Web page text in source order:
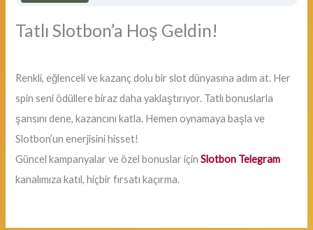
Tatlı Slotbon’a Hoş Geldin!
Renkli, eğlenceli ve kazanç dolu bir slot dünyasına adım at. Her
spin seni ödüllere biraz daha yaklaştırıyor. Tatlı bonuslarla
şansını dene, kazancını katla. Hemen oynamaya başla ve
Slotbon’un enerjisini hisset!
Güncel kampanyalar ve özel bonuslar içinSlotbon Telegram
kanalımıza katıl, hiçbir fırsatı kaçırma.